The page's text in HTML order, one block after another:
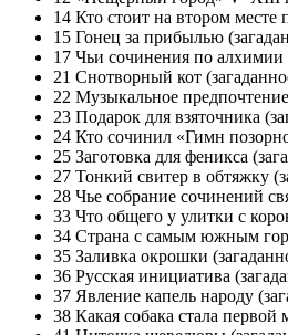
14 Кто стоит на втором месте
15 Гонец за прибылью
17 Чьи сочинения по алхимии
21 Снотворный кот
22 Музыкальное
23 Подарок для взяточника
24 Кто сочинил «Гимн
25 Заготовка для феникса
27 Тонкий свитер в обтяжку
28 Чье собрание сочинений
33 Что общего у улитки с
34 Страна с самым южным
35 Заливка окрошки
36 Русская инициатива
37 Явление капель народу
38 Какая собака стала первой